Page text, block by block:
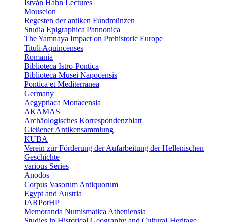
István Hahn Lectures
Mouseion
Regesten der antiken Fundmünzen
Studia Epigraphica Pannonica
The Yamnaya Impact on Prehistoric Europe
Tituli Aquincenses
Romania
Biblioteca Istro-Pontica
Biblioteca Musei Napocensis
Pontica et Mediterranea
Germany
Aegyptiaca Monacensia
AKAMAS
Archäologisches Korrespondenzblatt
Gießener Antikensammlung
KUBA
Verein zur Förderung der Aufarbeitung der Hellenischen
Geschichte
various Series
Anodos
Corpus Vasorum Antiquorum
Egypt and Austria
IARPotHP
Memoranda Numismatica Atheniensia